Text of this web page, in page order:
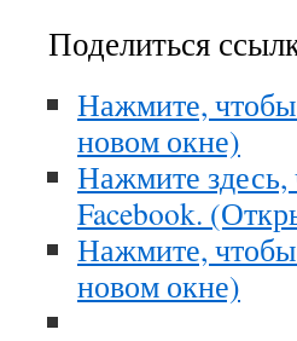
Поделиться
Нажмите, чтобы
новом окне)
Нажмите здесь,
Facebook.
Нажмите, чтобы
новом окне)